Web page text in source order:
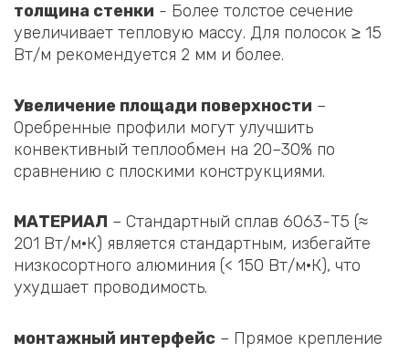
толщина стенки - Более толстое сечение
увеличивает тепловую массу. Для полосок ≥ 15
Вт/м рекомендуется 2 мм и более.
Увеличение площади поверхности –
Оребренные профили могут улучшить
конвективный теплообмен на 20–30% по
сравнению с плоскими конструкциями.
МАТЕРИАЛ – Стандартный сплав 6063-T5 (≈
201 Вт/м·К) является стандартным, избегайте
низкосортного алюминия (< 150 Вт/м·К), что
ухудшает проводимость.
монтажный интерфейс – Прямое крепление